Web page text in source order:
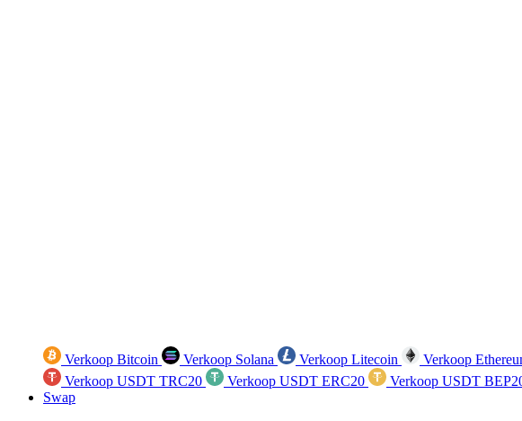
Verkoop Bitcoin Verkoop Solana Verkoop Litecoin Verkoop
Verkoop USDT TRC20
Verkoop USDT ERC20 Verkoop USDT
Swap